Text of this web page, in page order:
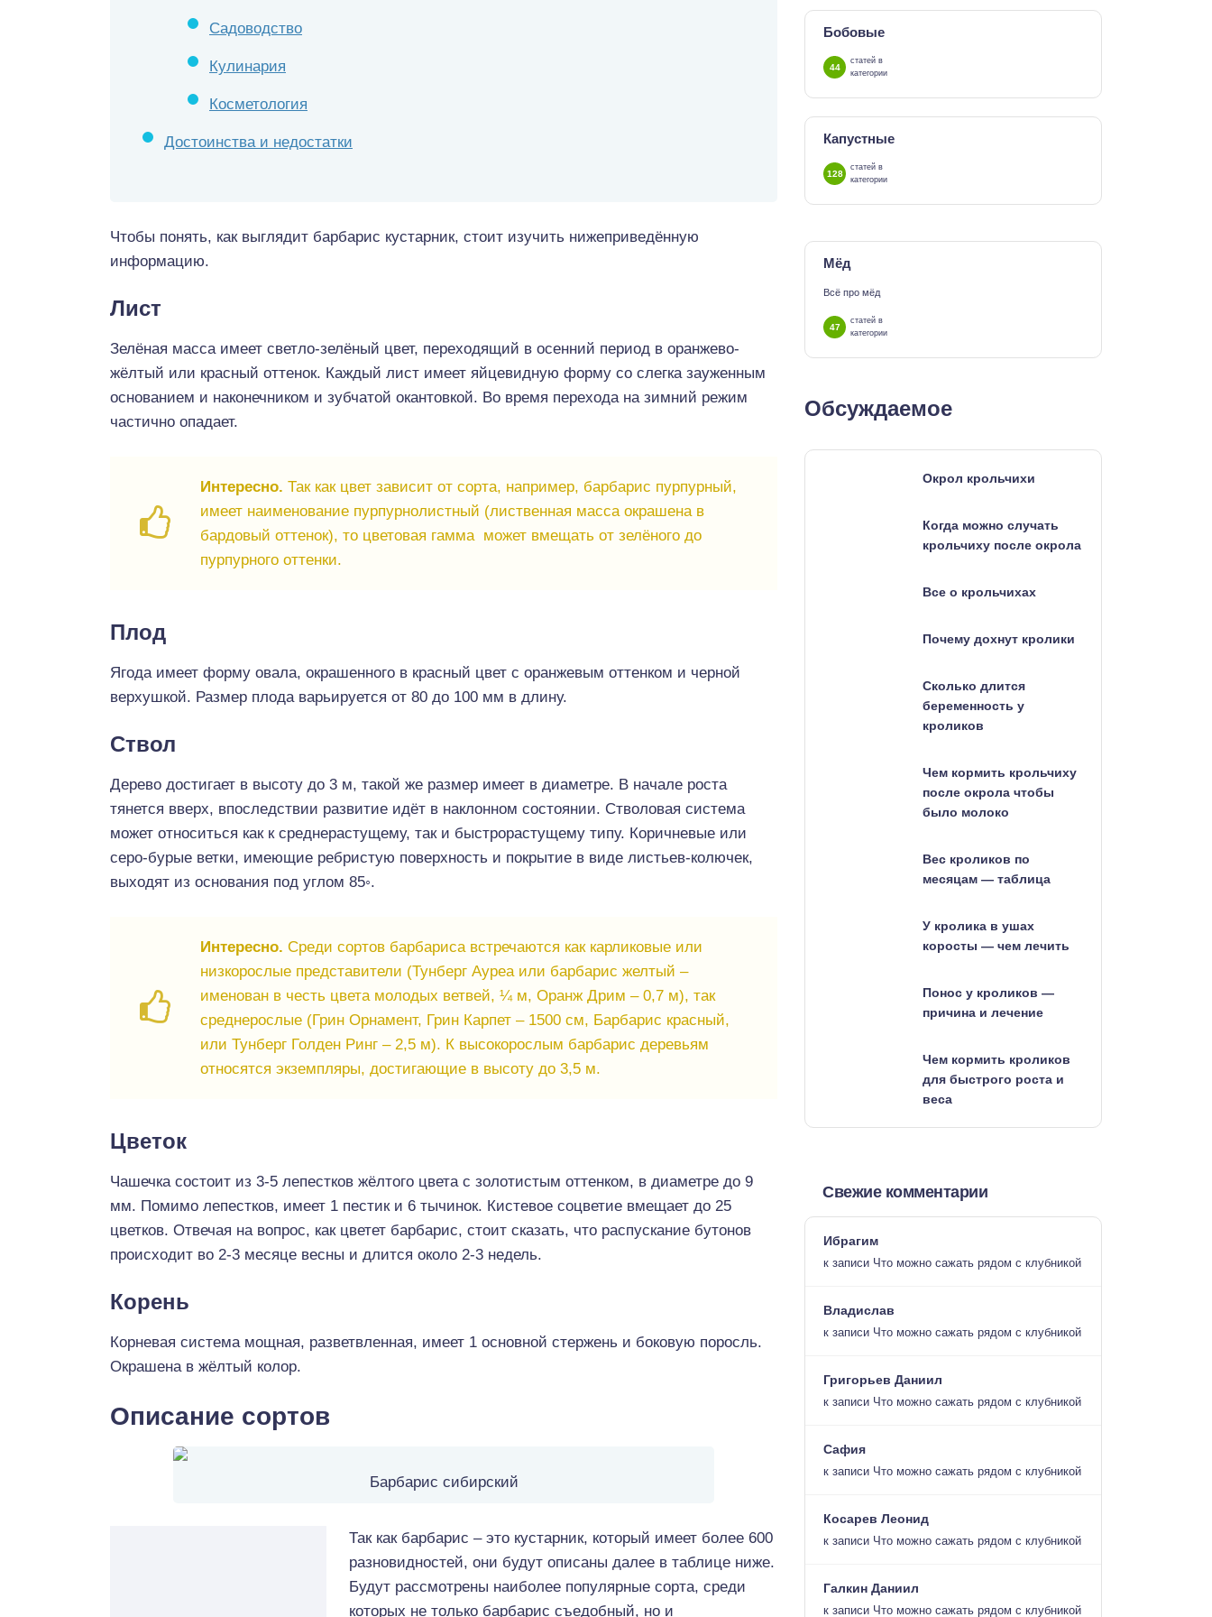
Садоводство
Кулинария
Косметология
Достоинства и недостатки
Чтобы понять, как выглядит барбарис кустарник, стоит изучить нижеприведённую
информацию.
Лист
Зелёная масса имеет светло-зелёный цвет, переходящий в осенний период в оранжево-
жёлтый или красный оттенок. Каждый лист имеет яйцевидную форму со слегка зауженным
основанием и наконечником и зубчатой окантовкой. Во время перехода на зимний режим
частично опадает.
Интересно. Так как цвет зависит от сорта, например, барбарис пурпурный,
имеет наименование пурпурнолистный (лиственная масса окрашена в
бардовый оттенок), то цветовая гамма может вмещать от зелёного до
пурпурного оттенки.
Плод
Ягода имеет форму овала, окрашенного в красный цвет с оранжевым оттенком и черной
верхушкой. Размер плода варьируется от 80 до 100 мм в длину.
Ствол
Дерево достигает в высоту до 3 м, такой же размер имеет в диаметре. В начале роста
тянется вверх, впоследствии развитие идёт в наклонном состоянии. Стволовая система
может относиться как к среднерастущему, так и быстрорастущему типу. Коричневые или
серо-бурые ветки, имеющие ребристую поверхность и покрытие в виде листьев-колючек,
выходят из основания под углом 85◦.
Интересно. Среди сортов барбариса встречаются как карликовые или
низкорослые представители (Тунберг Ауреа или барбарис желтый –
именован в честь цвета молодых ветвей, ¼ м, Оранж Дрим – 0,7 м), так
среднерослые (Грин Орнамент, Грин Карпет – 1500 см, Барбарис красный,
или Тунберг Голден Ринг – 2,5 м). К высокорослым барбарис деревьям
относятся экземпляры, достигающие в высоту до 3,5 м.
Цветок
Чашечка состоит из 3-5 лепестков жёлтого цвета с золотистым оттенком, в диаметре до 9
мм. Помимо лепестков, имеет 1 пестик и 6 тычинок. Кистевое соцветие вмещает до 25
цветков. Отвечая на вопрос, как цветет барбарис, стоит сказать, что распускание бутонов
происходит во 2-3 месяце весны и длится около 2-3 недель.
Корень
Корневая система мощная, разветвленная, имеет 1 основной стержень и боковую поросль.
Окрашена в жёлтый колор.
Описание сортов
Барбарис сибирский
Так как барбарис – это кустарник, который имеет более 600
разновидностей, они будут описаны далее в таблице ниже.
Будут рассмотрены наиболее популярные сорта, среди
которых не только барбарис съедобный, но и
Бобовые
44
статей в
категории
Капустные
128
статей в
категории
Мёд
Всё про мёд
47
статей в
категории
Обсуждаемое
Окрол крольчихи
Когда можно случать
крольчиху после окрола
Все о крольчихах
Почему дохнут кролики
Сколько длится
беременность у
кроликов
Чем кормить крольчиху
после окрола чтобы
было молоко
Вес кроликов по
месяцам — таблица
У кролика в ушах
коросты — чем лечить
Понос у кроликов —
причина и лечение
Чем кормить кроликов
для быстрого роста и
веса
Свежие комментарии
Ибрагим
к записи Что можно сажать рядом с клубникой
Владислав
к записи Что можно сажать рядом с клубникой
Григорьев Даниил
к записи Что можно сажать рядом с клубникой
Сафия
к записи Что можно сажать рядом с клубникой
Косарев Леонид
к записи Что можно сажать рядом с клубникой
Галкин Даниил
к записи Что можно сажать рядом с клубникой